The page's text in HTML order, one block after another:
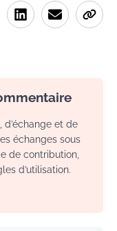
d’échange et de
échanges sous
de contribution,
d’utilisation.